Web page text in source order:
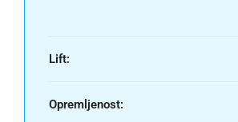
Lift:
Opremljenost: